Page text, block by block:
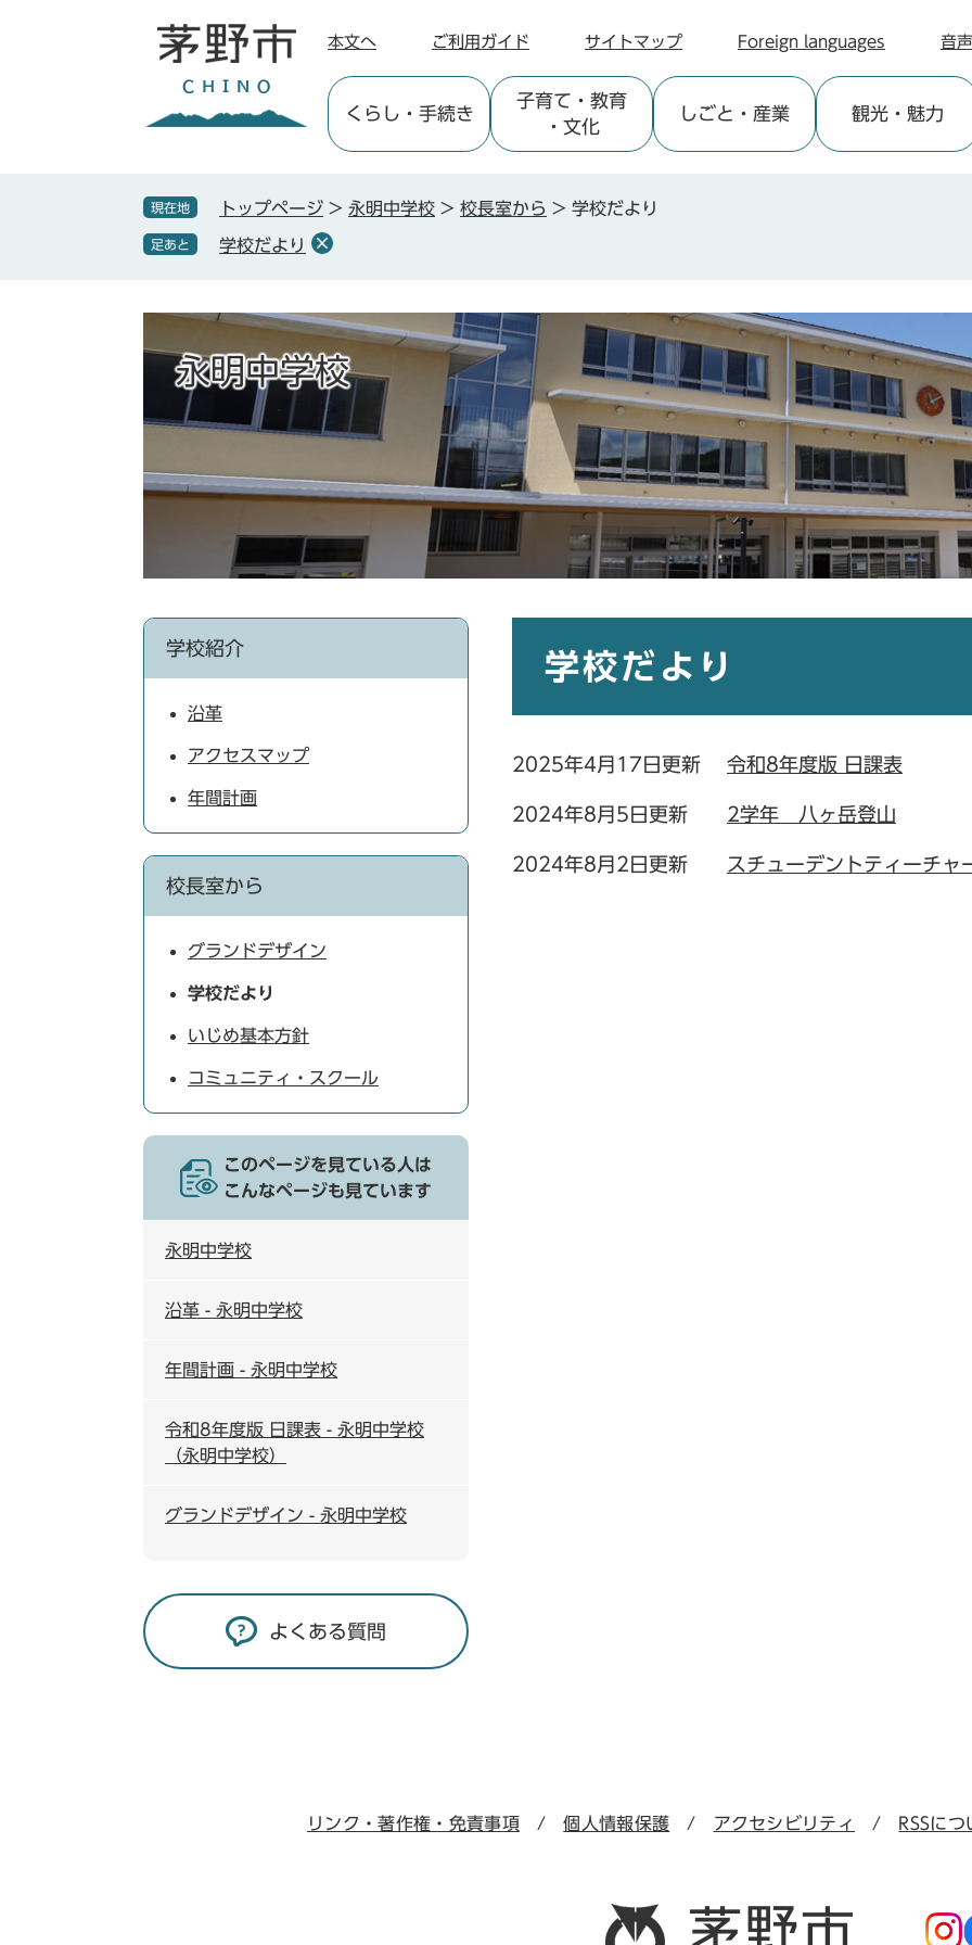
本文へ ご利用ガイド サイトマップ Foreign languages 音
くらし ・手続き
子育て ・教育
・文化
しごと ・産業 観光・魅力
現在地 トップページ > 永明中学校 > 校長室から > 学校だより
足あと 学校だより
永明中学校
学校だより
2025年4月17日更新 令和8年度版 日課表
2024年8月5日更新 2学年 八ヶ岳登山
2024年8月2日更新 スチューデントティーチャ
学校紹介
沿革
アクセスマップ
年間計画
校長室から
グランドデザイン
学校だより
いじめ基本方針
コミュニティ・スクール
このページを見ている人は
こんなページも見ています
永明中学校
沿革 - 永明中学校
年間計画 - 永明中学校
令和8年度版 日課表 - 永明中学校
（永明中学校）
グランドデザイン - 永明中学校
よくある質問
リンク・著作権・免責事項 個人情報保護 アクセシビリティ RSSにつ